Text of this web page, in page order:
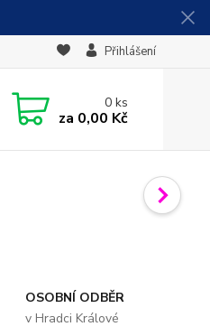
Přihlášení
0ks
za 0,00 Kč
OSOBNÍ ODBĚR
v Hradci Králové